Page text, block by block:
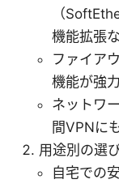
（
機能拡張
ファイア
機能が強力
ネットワ
間VPNに
用途別の選
自宅での